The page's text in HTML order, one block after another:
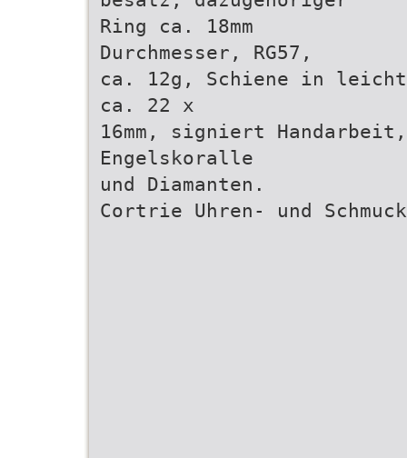
Ring ca. 18mm
Durchmesser, RG57,
ca. 12g, Schiene in
ca. 22 x
16mm, signiert
Engelskoralle
und Diamanten.
Cortrie Uhren- und